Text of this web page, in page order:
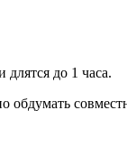
до 1 часа.